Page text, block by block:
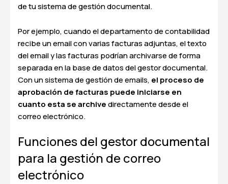
de tu sistema de gestión documental.
Por ejemplo, cuando el departamento de contabilidad
recibe un email con varias facturas adjuntas, el texto
del email y las facturas podrían archivarse de forma
separada en la base de datos del gestor documental.
Con un sistema de gestión de emails, el proceso de
aprobación de facturas puede iniciarse en
cuanto esta se archivedirectamente desde el
correo electrónico.
Funciones del gestor documental
para la gestión de correo
electrónico